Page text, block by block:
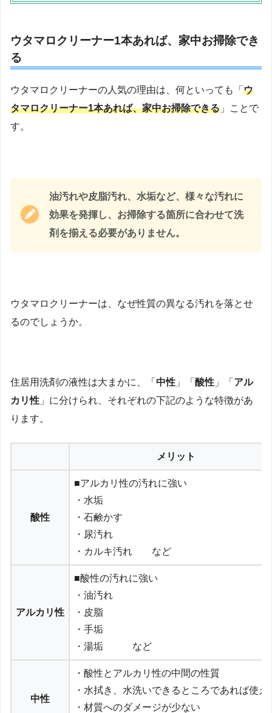
ウタマロクリーナー1本あれば、家中お掃除でき
る
ウタマロクリーナーの人気の理由は、何といっても「 ウ
タマロクリーナー1本あれば、家中お掃除できる 」ことで
す。
油汚れや皮脂汚れ、水垢など、様々な汚れに
効果を発揮し、お掃除する箇所に合わせて洗
剤を揃える必要がありません。
ウタマロクリーナーは、なぜ性質の異なる汚れを落とせ
るのでしょうか。
住居用洗剤の液性は大まかに、「 中性 」「 酸性 」「 アル
カリ性 」に分けられ、それぞれの下記のような特徴があ
ります。
メリット
酸性
■アルカリ性の汚れに強い
・水垢
・石鹸かす
・尿汚れ
・カルキ汚れ など
アルカリ性
■酸性の汚れに強い
・油汚れ
・皮脂
・手垢
・湯垢 など
中性
・酸性とアルカリ性の中間の性質
・水拭き、水洗いできるところであれば使え
・材質へのダメージが少ない